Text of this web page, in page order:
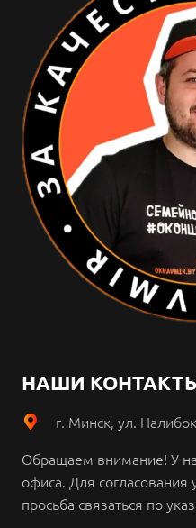
НАШИ
г. Минск, ул.
Обращаем внимание! У
офиса. Для согласования
просьба связаться по